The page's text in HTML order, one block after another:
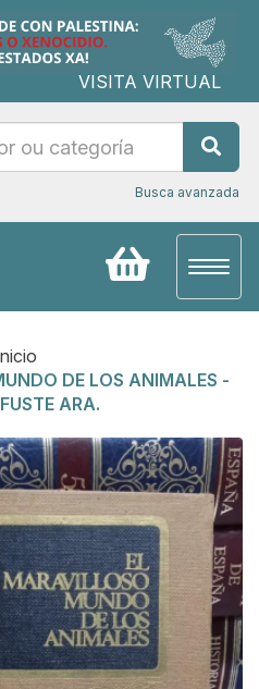
VISITA VIRTUAL
Busca avanzada
DE LOS ANIMALES -
ARA.